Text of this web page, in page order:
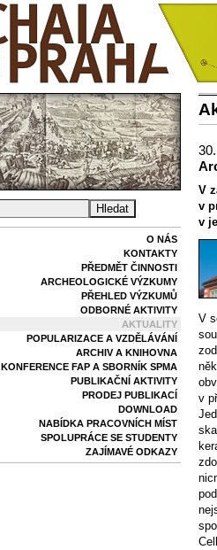
V
v
v
V
v
O NÁS
KONTAKTY
PŘEDMĚT ČINNOSTI
ARCHEOLOGICKÉ VÝZKUMY
PŘEHLED VÝZKUMŮ
ODBORNÉ AKTIVITY
AKTUALITY
POPULARIZACE A VZDĚLÁVÁNÍ
ARCHIV A KNIHOVNA
KONFERENCE FAP A SBORNÍK SPMA
PUBLIKAČNÍ AKTIVITY
PRODEJ PUBLIKACÍ
DOWNLOAD
NABÍDKA PRACOVNÍCH MÍST
SPOLUPRÁCE SE STUDENTY
ZAJÍMAVÉ ODKAZY